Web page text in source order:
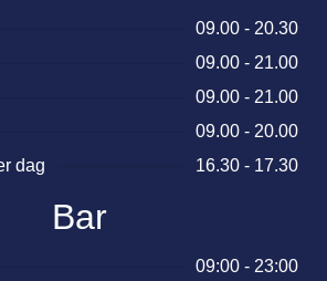
09.00 - 20.30
09.00 - 21.00
09.00 - 21.00
09.00 - 20.00
dag
16.30 - 17.30
Bar
09:00 - 23:00